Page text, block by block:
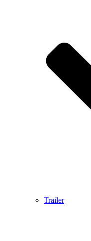
Trailer